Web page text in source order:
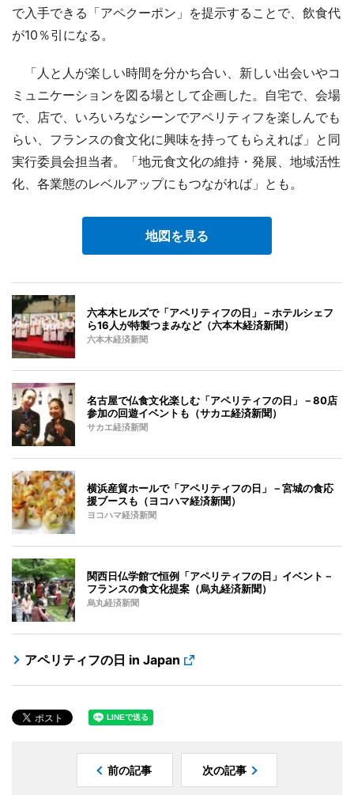
で入手できる「アペクーポン」を提示することで、飲食代
が10％引になる。
「人と人が楽しい時間を分かち合い、新しい出会いやコ
ミュニケーションを図る場として企画した。自宅で、会場
で、店で、いろいろなシーンでアペリティフを楽しんでも
らい、フランスの食文化に興味を持ってもらえれば」と同
実行委員会担当者。「地元食文化の維持・発展、地域活性
化、各業態のレベルアップにもつながれば」とも。
地図を見る
六本木ヒルズで「アペリティフの日」－ホテルシェフ
ら16人が特製つまみなど（六本木経済新聞）
六本木経済新聞
名古屋で仏食文化楽しむ「アペリティフの日」－80店
参加の回遊イベントも（サカエ経済新聞）
サカエ経済新聞
横浜産貿ホールで「アペリティフの日」－宮城の食応
援ブースも（ヨコハマ経済新聞）
ヨコハマ経済新聞
関西日仏学館で恒例「アペリティフの日」イベント－
フランスの食文化提案（烏丸経済新聞）
烏丸経済新聞
アペリティフの日 in Japan
前の記事 次の記事